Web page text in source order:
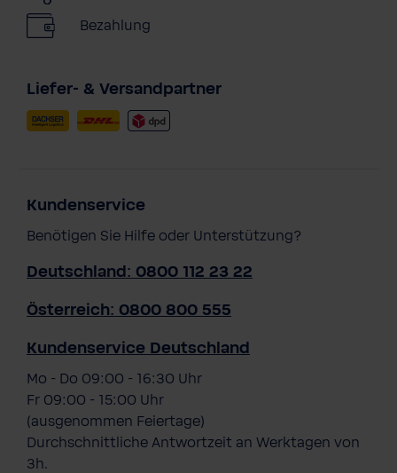
Bezahlung
Liefer- & Versandpartner
Kundenservice
Benötigen Sie Hilfe oder Unterstützung?
Deutschland: 0800 112 23 22
Österreich: 0800 800 555
Kundenservice Deutschland
Mo - Do 09:00 - 16:30 Uhr
Fr 09:00 - 15:00 Uhr
(ausgenommen Feiertage)
Durchschnittliche Antwortzeit an Werktagen von
3h.